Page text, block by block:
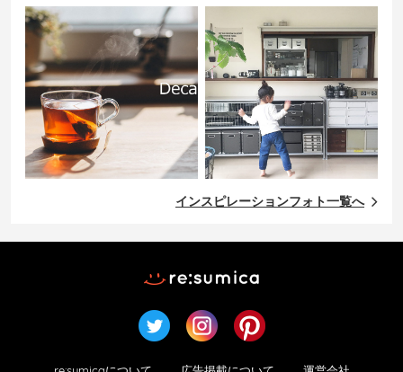
インスピレーションフォト一覧へ